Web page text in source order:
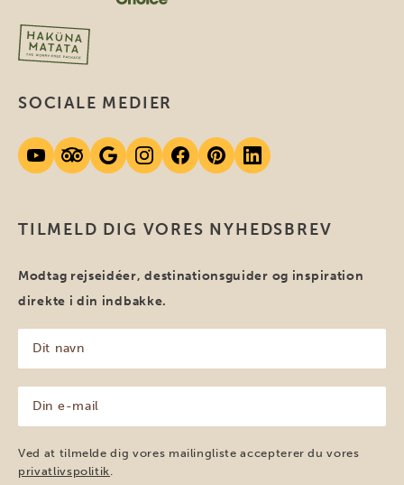
TILMELD DIG VORES NYHEDSBREV
Modtag rejseidéer, destinationsguider og inspiration
direkte i din indbakke.
navn
(Påkrævet)
mail
(Påkrævet)
Ved at tilmelde dig vores mailingliste accepterer du vores
privatlivspolitik
SOCIALE MEDIER